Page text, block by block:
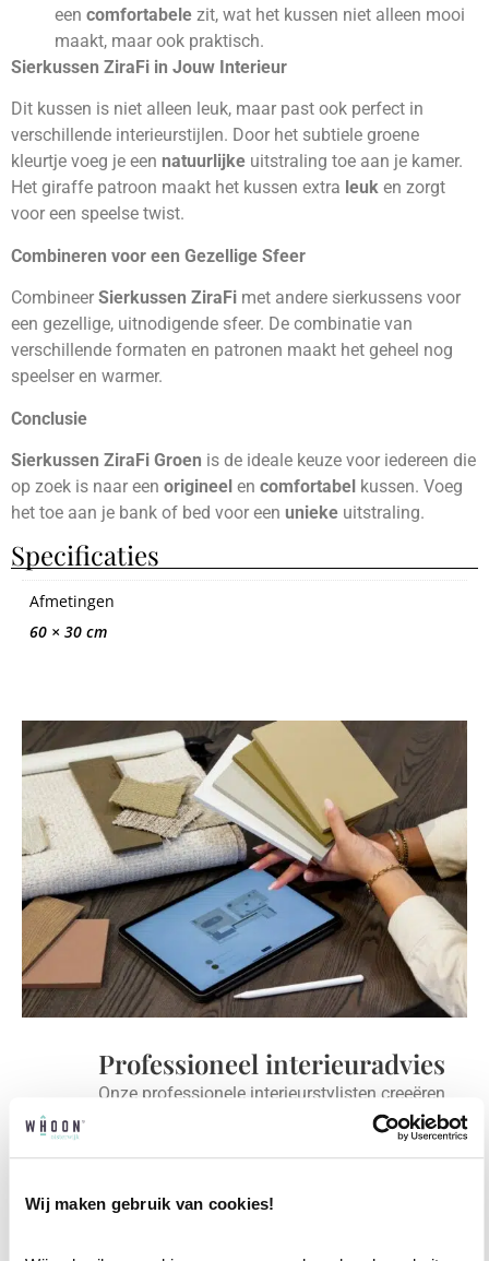
Wij maken gebruik van cookies!
een comfortabele zit, wat het kussen niet alleen mooi
maakt, maar ook praktisch.
Sierkussen ZiraFi in Jouw Interieur
Dit kussen is niet alleen leuk, maar past ook perfect in
verschillende interieurstijlen. Door het subtiele groene
kleurtje voeg je een natuurlijke uitstraling toe aan je kamer.
Het giraffe patroon maakt het kussen extra leuk en zorgt
voor een speelse twist.
Combineren voor een Gezellige Sfeer
Combineer Sierkussen ZiraFi met andere sierkussens voor
een gezellige, uitnodigende sfeer. De combinatie van
verschillende formaten en patronen maakt het geheel nog
speelser en warmer.
Conclusie
Sierkussen ZiraFi Groen is de ideale keuze voor iedereen die
op zoek is naar een origineel en comfortabel kussen. Voeg
het toe aan je bank of bed voor een unieke uitstraling.
Specificaties
Afmetingen
60 × 30 cm
Professioneel interieuradvies
Onze professionele interieurstylisten creeëren
vanuit jouw wensen en behoeften een
passend interieuradvies.
✓ Afstyling aan huis